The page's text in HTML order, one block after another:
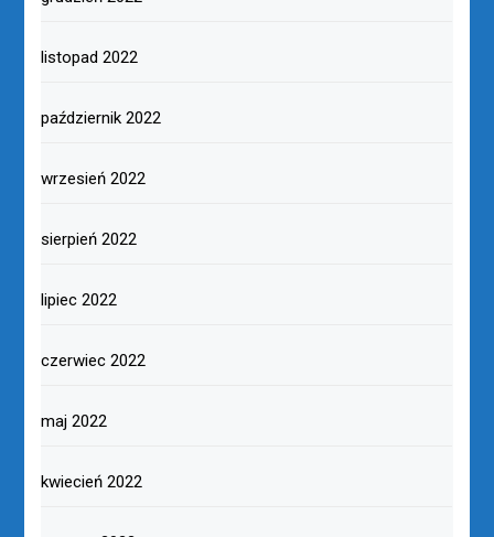
listopad 2022
październik 2022
wrzesień 2022
sierpień 2022
lipiec 2022
czerwiec 2022
maj 2022
kwiecień 2022